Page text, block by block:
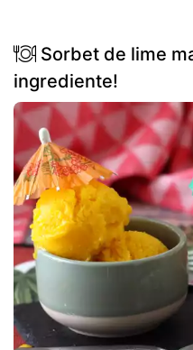
Sorbet de lime
ingrediente!